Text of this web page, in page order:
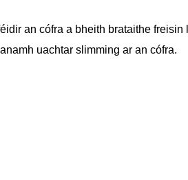
an cófra a bheith brataithe freisin
uachtar slimming ar an cófra.